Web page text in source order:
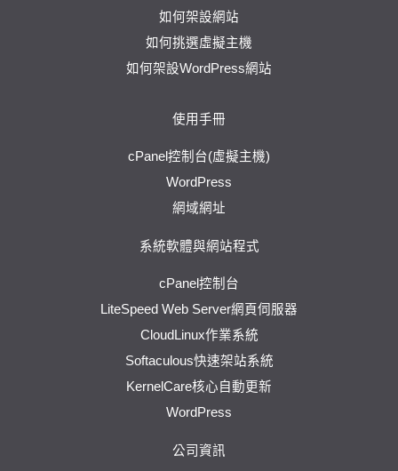
如何架設網站
如何挑選虛擬主機
如何架設WordPress網站
使用手冊
cPanel控制台(虛擬主機)
WordPress
網域網址
系統軟體與網站程式
cPanel控制台
LiteSpeed Web Server網頁伺服器
CloudLinux作業系統
Softaculous快速架站系統
KernelCare核心自動更新
WordPress
公司資訊